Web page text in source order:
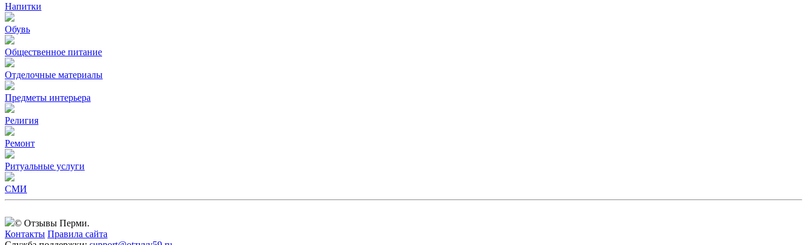
Напитки
Обувь
Общественное питание
Отделочные материалы
Предметы интерьера
Религия
Ремонт
Ритуальные услуги
СМИ
© Отзывы Перми.
Контакты Правила сайта